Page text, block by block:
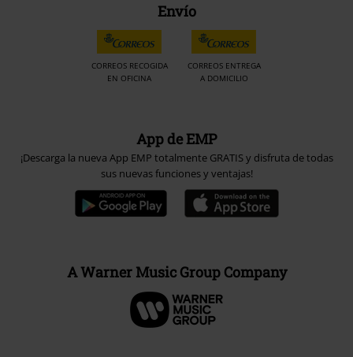
Envío
CORREOS RECOGIDA
EN OFICINA
CORREOS ENTREGA
A DOMICILIO
App de EMP
¡Descarga la nueva App EMP totalmente GRATIS y disfruta de todas
sus nuevas funciones y ventajas!
A Warner Music Group Company